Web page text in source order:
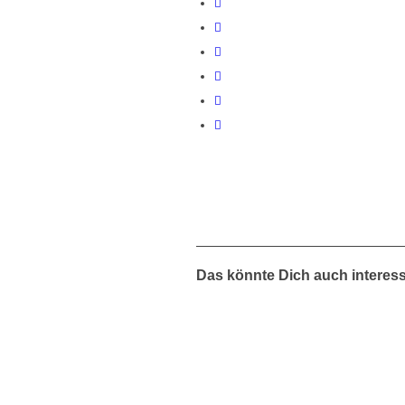
Das könnte Dich auch